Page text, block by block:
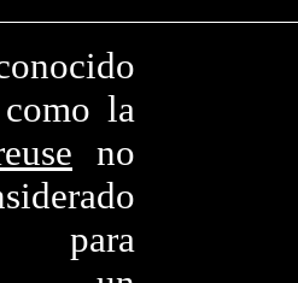
la
no
para